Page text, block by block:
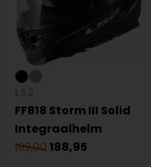
FF818 Storm III Solid
Integraalhelm
199,00 188,95